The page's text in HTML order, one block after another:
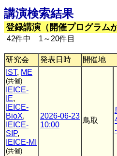
講演検索結果
登録講演（開催プログラム
42件中 1～20件目
研究会 発表日時 開催地
IST, ME
(共催)
IEICE-
IE,
IEICE-
BioX,
IEICE-
SIP,
IEICE-MI
(共催)
2026-06-23
10:00
鳥取